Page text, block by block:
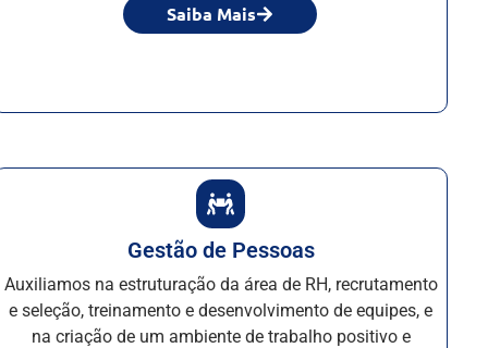
Saiba Mais
Gestão de Pessoas
Auxiliamos na estruturação da área de RH, recrutamento
e seleção, treinamento e desenvolvimento de equipes, e
na criação de um ambiente de trabalho positivo e